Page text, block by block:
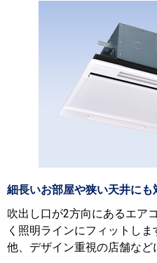
細長いお部屋や狭い天井にも
吹出し口が2方向にあるエア
く照明ラインにフィットし
他、デザイン重視の店舗など